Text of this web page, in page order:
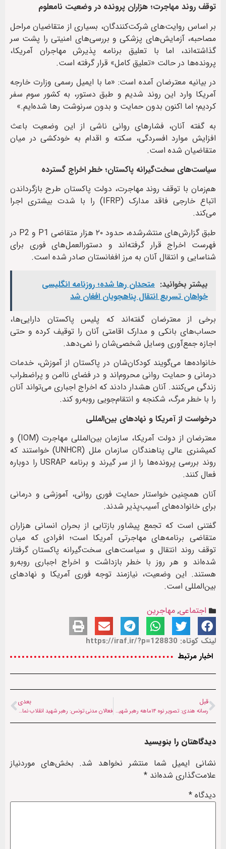
توقف روند مهاجرت؛ هزاران پرونده در وضعیت نامعلوم
بر اساس روایت‌های شرکت‌کنندگان، بسیاری از متقاضیان مراحل
مصاحبه، آزمایش‌های پزشکی و بررسی‌های امنیتی را پشت سر
گذاشته‌اند، اما با تعلیق برنامه پذیرش مهاجران آمریکا،
پرونده‌ها در حالت «تعلیق کامل» قرار گرفته است.
در بیانیه معترضان آمده است: «ما با ایمیل رسمی وزارت خارجه
آمریکا وارد این روند شدیم و طبق دستور، به کشور سوم سفر
کردیم؛ اما اکنون بدون حمایت و بدون سرنوشت رها شده‌ایم.»
به گفته آنان، فشارهای روانی ناشی از این وضعیت باعث
افزایش موارد افسردگی، سکته و اقدام به خودکشی در میان
متقاضیان شده است.
سیاست‌های سخت‌گیرانه پاکستان؛ خطر اخراج گسترده
هم‌زمان با توقف روند مهاجرت، دولت پاکستان طرح بازگرداندن
اتباع خارجی فاقد مدارک (IFRP) را با شدت بیشتری اجرا
می‌کند.
طبق گزارش‌های منتشرشده، حدود ۲۰ هزار متقاضی P1 و P2 در
فهرست اخراج قرار گرفته‌اند و دستورالعمل‌های فوری برای
شناسایی و انتقال آنان به مرز افغانستان صادر شده است.
بیشتر بخوانید: متحدان رها شده؛ روزنامه انگلیسی
خواهان تسریع انتقال پناهجویان افغان شد
برخی از معترضان گفته‌اند که پلیس پاکستان دارایی‌ها،
حساب‌های بانکی و مدارک اقامتی آنان را توقیف کرده و حتی
اجازه جمع‌آوری وسایل شخصی‌شان را نمی‌دهد.
خانواده‌ها می‌گویند کودکان‌شان در پاکستان از آموزش، خدمات
درمانی و حمایت روانی محروم‌اند و در فضای ناامن و پراضطراب
زندگی می‌کنند. آنان هشدار دادند که اخراج اجباری می‌تواند آنان
را با خطر مرگ، شکنجه و انتقام‌جویی روبه‌رو کند.
درخواست از آمریکا و نهادهای بین‌المللی
معترضان از دولت آمریکا، سازمان بین‌المللی مهاجرت (IOM) و
کمیشنری عالی پناهندگان سازمان ملل (UNHCR) خواستند که
روند بررسی پرونده‌ها را از سر گیرند و برنامه USRAP را دوباره
فعال کنند.
آنان همچنین خواستار حمایت فوری روانی، آموزشی و درمانی
برای خانواده‌های آسیب‌پذیر شدند.
گفتنی است که تجمع پیشاور بازتابی از بحران انسانی هزاران
متقاضی برنامه‌های مهاجرتی آمریکا است؛ افرادی که میان
توقف روند انتقال و سیاست‌های سخت‌گیرانه پاکستان گرفتار
شده‌اند و هر روز با خطر بازداشت و اخراج اجباری روبه‌رو
هستند. این وضعیت، نیازمند توجه فوری آمریکا و نهادهای
بین‌المللی است.
اجتماعی, مهاجرین
لینک کوتاه: https://iraf.ir/?p=128830
اخبار مرتبط
قبل
رسانه هندی: تصویر نوه ۱۴ماهه رهبر شهید، چهره کودک‌کش دشمن را نشان داد
بعدی
فعالان مدنی تونس: رهبر شهید انقلاب نماد ایستادگی علیه سلطه‌گران بود
دیدگاهتان را بنویسید
نشانی ایمیل شما منتشر نخواهد شد. بخش‌های موردنیاز
علامت‌گذاری شده‌اند *
دیدگاه *